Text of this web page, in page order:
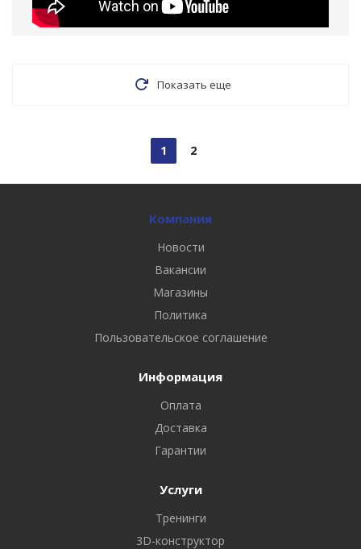
Показать еще
1 2
Компания
Новости
Вакансии
Магазины
Политика
Пользовательское соглашение
Информация
Оплата
Доставка
Гарантии
Услуги
Тренинги
3D-конструктор